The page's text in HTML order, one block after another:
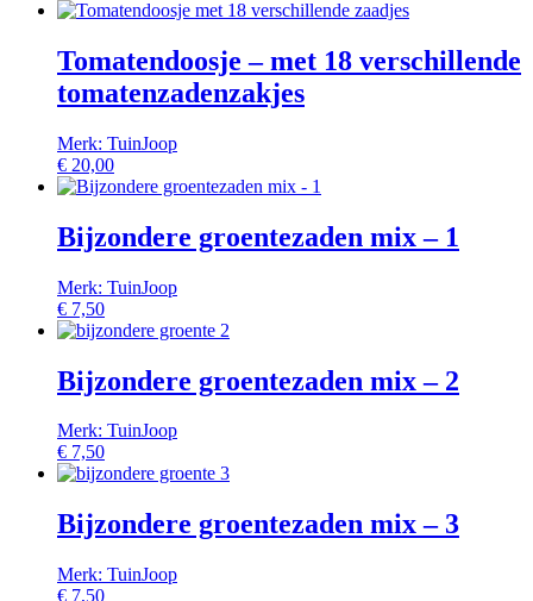
Tomatendoosje – met 18 verschillende
tomatenzadenzakjes
Merk: TuinJoop
€ 20,00
Bijzondere groentezaden mix – 1
Merk: TuinJoop
€ 7,50
Bijzondere groentezaden mix – 2
Merk: TuinJoop
€ 7,50
Bijzondere groentezaden mix – 3
Merk: TuinJoop
€ 7,50